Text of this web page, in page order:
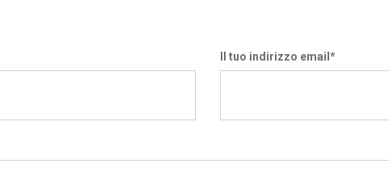
Il tuo indirizzo email*